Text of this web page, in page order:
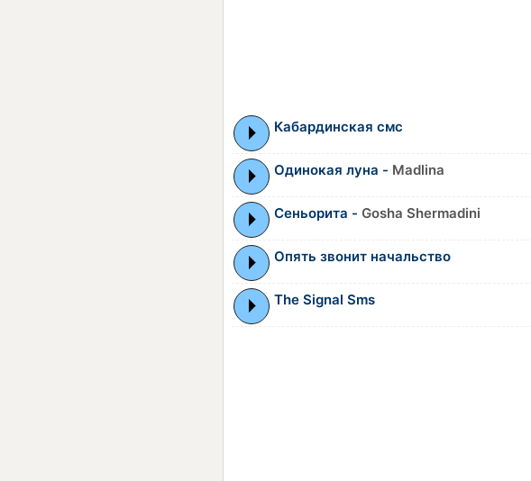
Кабардинская смс
Одинокая луна - Madlina
Сеньорита - Gosha Shermadini
Опять звонит начальство
The Signal Sms